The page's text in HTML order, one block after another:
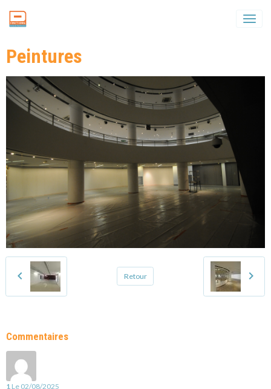
Peintures
Retour
Commentaires
1 Le 02/08/2025